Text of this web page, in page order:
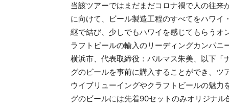
当該ツアーではまだまだコロナ禍で人の往
に向けて、ビール製造工程のすべてをハワ
継で結び、少しでもハワイを感じてもらう
ラフトビールの輸入のリーディングカンパ
横浜市、代表取締役：バルマス朱美、以下
グのビールを事前に購入することができ、
ウイブリューイングやクラフトビールの魅
グのビールには先着90セットのみオリジナ